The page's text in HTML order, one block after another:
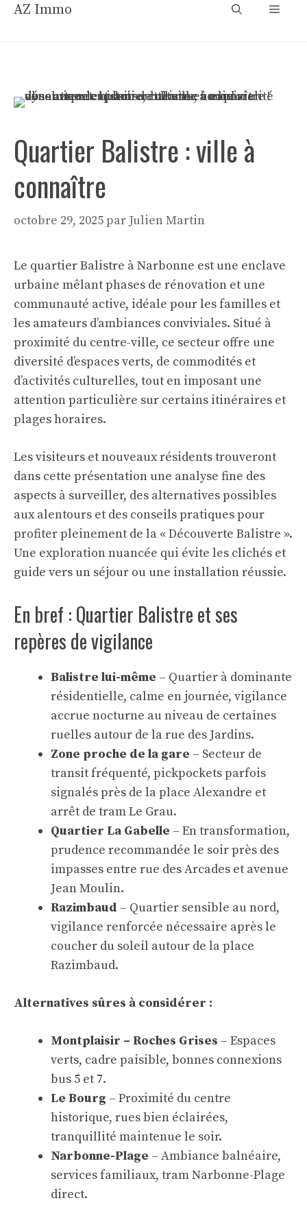
AllerAZ Immo Menu
Quartier Balistre : ville à
connaître
octobre 29, 2025par Julien Martin
Le quartier Balistre à Narbonne est une enclave
urbaine mêlant phases de rénovation et une
communauté active, idéale pour les familles et
les amateurs d’ambiances conviviales. Situé à
proximité du centre-ville, ce secteur offre une
diversité d’espaces verts, de commodités et
d’activités culturelles, tout en imposant une
attention particulière sur certains itinéraires et
plages horaires.
Les visiteurs et nouveaux résidents trouveront
dans cette présentation une analyse fine des
aspects à surveiller, des alternatives possibles
aux alentours et des conseils pratiques pour
profiter pleinement de la « Découverte Balistre ».
Une exploration nuancée qui évite les clichés et
guide vers un séjour ou une installation réussie.
En bref : Quartier Balistre et ses
repères de vigilance
Balistre lui-même – Quartier à dominante
résidentielle, calme en journée, vigilance
accrue nocturne au niveau de certaines
ruelles autour de la rue des Jardins.
Zone proche de la gare – Secteur de
transit fréquenté, pickpockets parfois
signalés près de la place Alexandre et
arrêt de tram Le Grau.
Quartier La Gabelle – En transformation,
prudence recommandée le soir près des
impasses entre rue des Arcades et avenue
Jean Moulin.
Razimbaud – Quartier sensible au nord,
vigilance renforcée nécessaire après le
coucher du soleil autour de la place
Razimbaud.
Alternatives sûres à considérer :
Montplaisir – Roches Grises – Espaces
verts, cadre paisible, bonnes connexions
bus 5 et 7.
Le Bourg – Proximité du centre
historique, rues bien éclairées,
tranquillité maintenue le soir.
Narbonne-Plage – Ambiance balnéaire,
services familiaux, tram Narbonne-Plage
direct.